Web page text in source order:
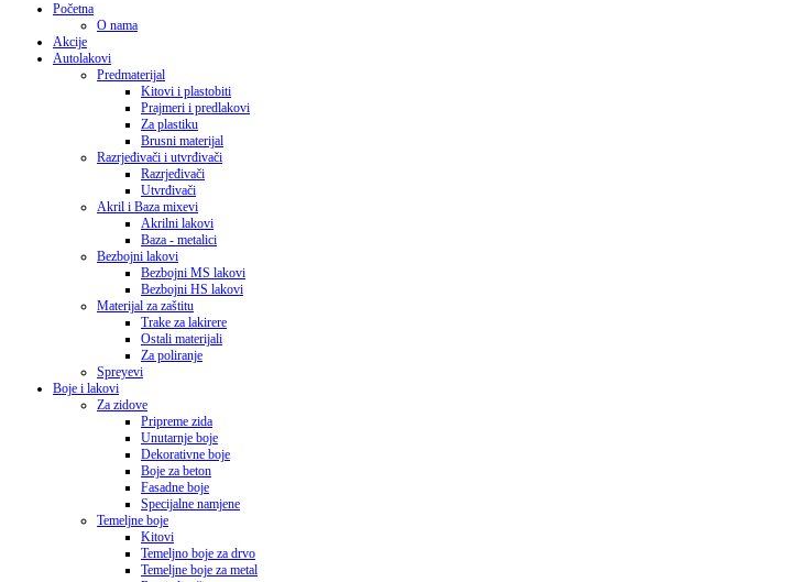
Početna
O nama
Akcije
Autolakovi
Predmaterijal
Kitovi i plastobiti
Prajmeri i predlakovi
Za plastiku
Brusni materijal
Razrjeđivači i utvrđivači
Razrjeđivači
Utvrđivači
Akril i Baza mixevi
Akrilni lakovi
Baza - metalici
Bezbojni lakovi
Bezbojni MS lakovi
Bezbojni HS lakovi
Materijal za zaštitu
Trake za lakirere
Ostali materijali
Za poliranje
Spreyevi
Boje i lakovi
Za zidove
Pripreme zida
Unutarnje boje
Dekorativne boje
Boje za beton
Fasadne boje
Specijalne namjene
Temeljne boje
Kitovi
Temeljno boje za drvo
Temeljne boje za metal